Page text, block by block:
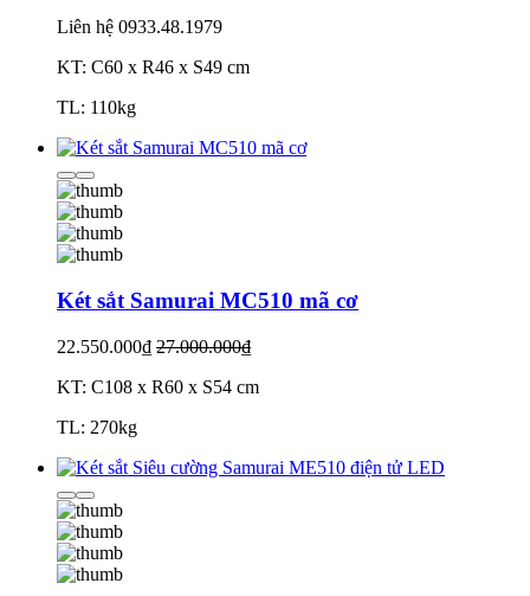
Liên hệ 0933.48.1979
KT: C60 x R46 x S49 cm
TL: 110kg
Két sắt Samurai MC510 mã cơ
22.550.000₫ 27.000.000₫
KT: C108 x R60 x S54 cm
TL: 270kg